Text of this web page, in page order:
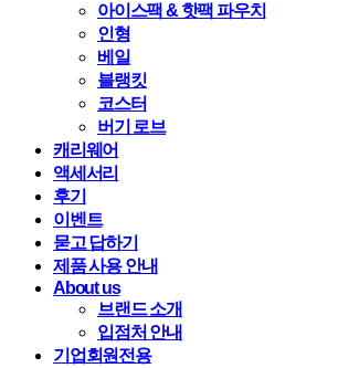
아이스팩 & 핫팩 파우치
인형
베일
블랭킷
코스터
버기 로브
캐리웨어
액세서리
후기
이벤트
묻고 답하기
제품 사용 안내
About us
브랜드 소개
입점처 안내
기업회원전용